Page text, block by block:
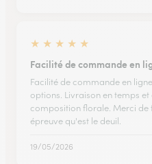
★ ★ ★ ★ ★
Facilité de commande en
Facilité de commande en
options. Livraison en temps
composition florale. Merci de
épreuve qu'est le deuil.
19/05/2026